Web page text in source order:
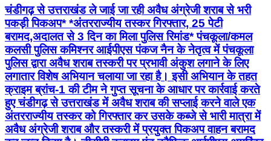
चंडीगढ़ से उत्तराखंड ले जाई जा रही अवैध अंग्रेजी शराब से भरी
पकड़ी पिकअप* *अंतरराज्यीय तस्कर गिरफ्तार, 25 पेटी
बरामद,अदालत से 3 दिन का मिला पुलिस रिमांड* पंचकूला/कमल
कलसी पुलिस कमिश्नर आईपीएस पंकज नैन के नेतृत्व में पंचकूला
पुलिस द्वारा अवैध शराब तस्करी पर प्रभावी अंकुश लगाने के लिए
लगातार विशेष अभियान चलाया जा रहा है। इसी अभियान के तहत
क्राइम ब्रांच-1 की टीम ने गुप्त सूचना के आधार पर कार्रवाई करते
हुए चंडीगढ़ से उत्तराखंड में अवैध शराब की सप्लाई करने वाले एक
अंतरराज्यीय तस्कर को गिरफ्तार कर उसके कब्जे से भारी मात्रा में
अवैध अंग्रेजी शराब और तस्करी में प्रयुक्त पिकअप वाहन बरामद